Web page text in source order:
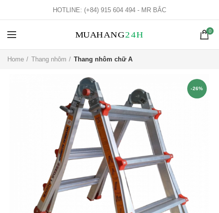
HOTLINE: (+84) 915 604 494 - MR BẮC
0
Home Thang nhôm Thang nhôm chữ A
-26%